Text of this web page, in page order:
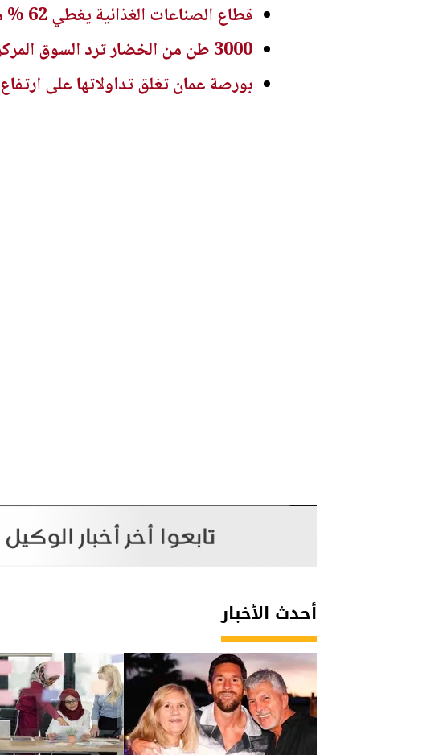
قطاع الصناعات الغذائية يغطي 62 % من احتياجات السوق المحلية
3000 طن من الخضار ترد السوق المركزي
بورصة عمان تغلق تداولاتها على ارتفاع
أحدث الأخبار